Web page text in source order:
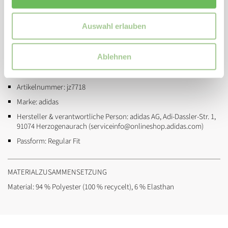
Auswahl erlauben
Ablehnen
sowie einer Innentasche für das Handy ist diese Jacke auch ungemein
Einsätze für eine angenehme Luftzirkulation. Ein Schlüsselclip macht
die funktionalen Merkmale komplett.
Artikelnummer:jz7718
Marke:adidas
Hersteller & verantwortliche Person:adidas AG, Adi-Dassler-Str. 1,
91074 Herzogenaurach (serviceinfo@onlineshop.adidas.com)
Passform:Regular Fit
MATERIALZUSAMMENSETZUNG
Material: 94 % Polyester (100 % recycelt), 6 % Elasthan